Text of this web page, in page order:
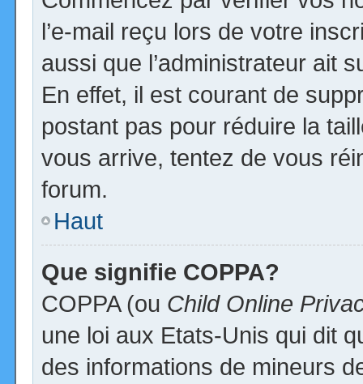
l’e-mail reçu lors de votre
aussi que l’administrateur ait
En effet, il est courant de
postant pas pour réduire la
vous arrive, tentez de vous
forum.
Haut
Que signifie COPPA?
COPPA (ou Child Online
une loi aux Etats-Unis qui dit
des informations de mineurs